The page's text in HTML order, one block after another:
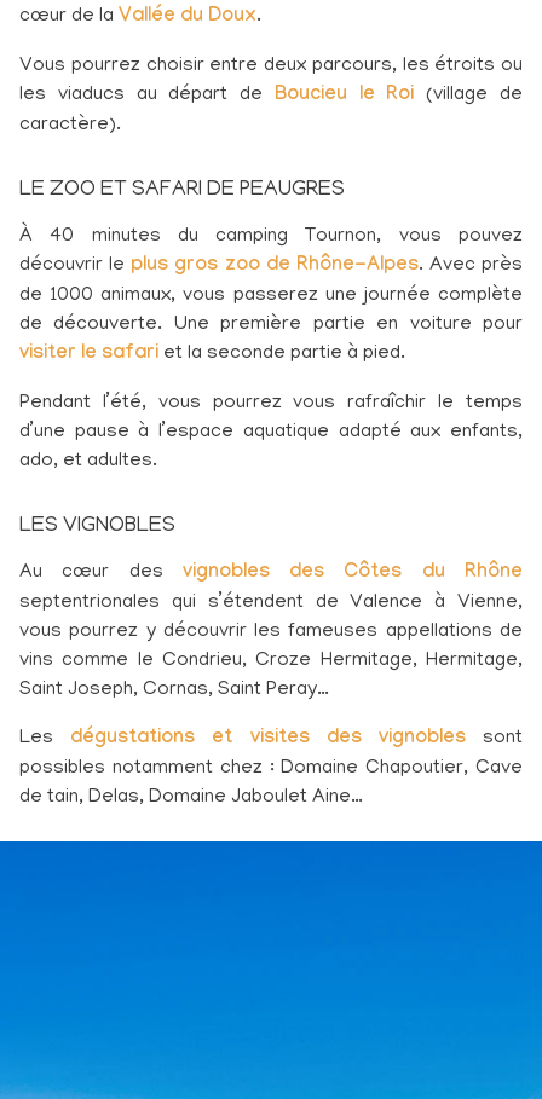
cœur de la Vallée du Doux.
Vous pourrez choisir entre deux parcours, les étroits ou
les viaducs au départ de Boucieu le Roi (village de
caractère).
LE ZOO ET SAFARI DE PEAUGRES
À 40 minutes du camping Tournon, vous pouvez
découvrir le plus gros zoo de Rhône-Alpes. Avec près
de 1000 animaux, vous passerez une journée complète
de découverte. Une première partie en voiture pour
visiter le safari et la seconde partie à pied.
Pendant l’été, vous pourrez vous rafraîchir le temps
d’une pause à l’espace aquatique adapté aux enfants,
ado, et adultes.
LES VIGNOBLES
Au cœur des vignobles des Côtes du Rhône
septentrionales qui s’étendent de Valence à Vienne,
vous pourrez y découvrir les fameuses appellations de
vins comme le Condrieu, Croze Hermitage, Hermitage,
Saint Joseph, Cornas, Saint Peray…
Les dégustations et visites des vignoblessont
possibles notamment chez : Domaine Chapoutier, Cave
de tain, Delas, Domaine Jaboulet Aine…